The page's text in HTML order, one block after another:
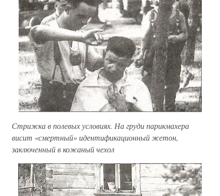
Стрижка в полевых условиях. На груди парикмахера
висит «смертный» идентификационный жетон,
заключенный в кожаный чехол